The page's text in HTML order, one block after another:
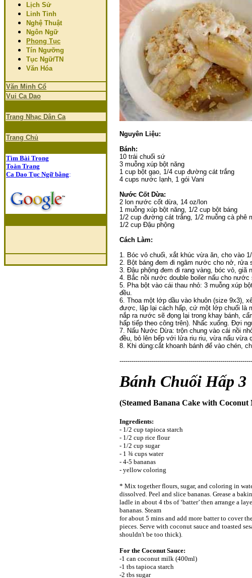
Lịch Sử
Linh Tinh
Nghệ Thuật
Ngôn Ngữ
Phong Tục
Tín Ngưỡng
Tục Ngữ/TN
Văn Hóa
Văn Minh Cổ
Vui Ca Dao
Trang Nhạc Dân Ca
Trang Chủ
Tìm Bài Trong
Toàn Trang
Ca Dao Tục Ngữ bằng:
Nguyên Liệu:
Bánh:
10 trái chuối sứ
3 muỗng xúp bột năng
1 cup bột gạo, 1/4 cup đường cát trắng
4 cups nước lạnh, 1 gói Vani
Nước Cốt Dừa:
2 lon nước cốt dừa, 14 oz/lon
1 muỗng xúp bột năng, 1/2 cup bột báng
1/2 cup đường cát trắng, 1/2 muỗng cà phê
1/2 cup Đậu phộng
Cách Làm:
1. Bóc vỏ chuối, xắt khúc vừa ăn, cho vào
2. Bột báng đem đi ngâm nước cho nở, rửa
3. Đậu phộng đem đi rang vàng, bóc vỏ, giã
4. Bắc nồi nước double boiler nấu cho nước
5. Pha bột vào cái thau nhỏ: 3 muỗng xúp
đều.
6. Thoa một lớp dầu vào khuôn (size 9x3),
được, lập lại cách hấp, cứ một lớp chuối là
nắp ra nước sẽ đọng lại trong khay bánh,
hấp tiếp theo công trên). Nhấc xuống. Đợi
7. Nấu Nước Dừa: trộn chung vào cái nồi
đều, bỏ lên bếp với lửa riu riu, vừa nấu vừa
8. Khi dùng:cắt khoanh bánh để vào chén,
Bánh Chuối Hấp 3
(Steamed Banana Cake with
Ingredients:
- 1/2 cup tapioca starch
- 1/2 cup rice flour
- 1/2 cup sugar
- 1 ¾ cups water
- 4-5 bananas
- yellow coloring
* Mix together flours, sugar, and coloring in
dissolved. Peel and slice bananas. Grease a
ladle in about 4 tbs of ‘batter’ then arrange a
bananas. Steam
for about 5 mins and add more batter to cover
pieces. Serve with coconut sauce and toasted
shouldn't be too thick).
For the Coconut Sauce:
-1 can coconut milk (400ml)
-1 tbs tapioca starch
-2 tbs sugar